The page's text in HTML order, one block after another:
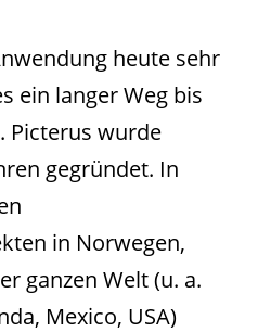
heute sehr
ein langer Weg bis
Picterus wurde
gegründet. In
in Norwegen,
ganzen Welt (u. a.
Mexico, USA)